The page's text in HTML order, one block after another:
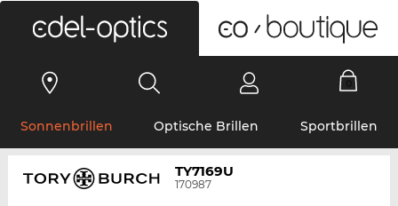
Sonnenbrillen Optische Brillen Sportbrillen
TY7169U
170987